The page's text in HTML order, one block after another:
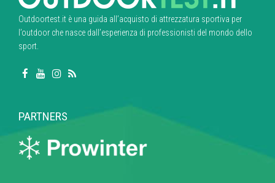
Outdoortest.it è una guida all’acquisto di attrezzatura sportiva per
l’outdoor che nasce dall’esperienza di professionisti del mondo dello
sport.
PARTNERS